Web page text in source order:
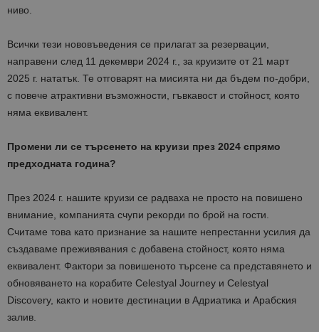
ниво.
Всички тези нововъведения се прилагат за резервации,
направени след 11 декември 2024 г., за круизите от 21 март
2025 г. нататък. Те отговарят на мисията ни да бъдем по-добри,
с повече атрактивни възможности, гъвкавост и стойност, която
няма еквивалент.
Промени ли се търсенето на круизи през 2024 спрямо
предходната година?
През 2024 г. нашите круизи се радваха не просто на повишено
внимание, компанията счупи рекорди по брой на гости.
Считаме това като признание за нашите непрестанни усилия да
създаваме преживявания с добавена стойност, която няма
еквивалент. Фактори за повишеното търсене са представянето и
обновяването на корабите Celestyal Journey и Celestyal
Discovery, както и новите дестинации в Адриатика и Арабския
залив.